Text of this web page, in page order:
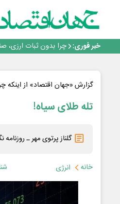
خبر فوری:
۲ درصد از مشترکان ۱۰ درصد برق خانگی را مصرف می‌کنند!
روزنامه ۱۷ مرداد
چرا بدون ثبات ارزی،
رانندگان انگلیسی به
۲ درصد از مشترکان ۱۰ درصد برق خانگی را مصرف می‌کنند!
روزنامه ۱۷ مرداد
افزایش قیمت بلیت
گزارش «جهان اقتصاد» از اینکه
تله‌ طلای سیاه!
گلناز پرتوی مهر ـ روزنامه
خانه انرژی